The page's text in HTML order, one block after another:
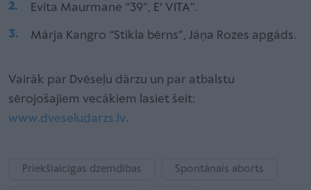
Evita Maurmane “39”, E' VITA”.
Mārja Kangro “Stikla bērns”, Jāņa Rozes apgāds.
Vairāk par Dvēseļu dārzu un par atbalstu
sērojošajiem vecākiem lasiet šeit:
www.dveseludarzs.lv.
Priekšlaicīgas dzemdības Spontānais aborts